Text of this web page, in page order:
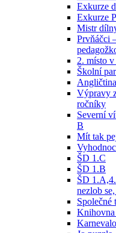
Exkurze
Exkurze
Mistr
Prvňáčci
2. místo
Školní
Výpravy
ročníky
Severní
B
Mít tak
ŠD 1.C
ŠD 1.B
ŠD
nezlob
Společné